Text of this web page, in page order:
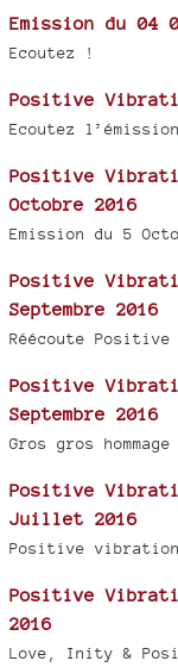
Emission du 04
Ecoutez !
Positive
Ecoutez
Positive
Octobre 2016
Emission du 5
Positive
Septembre 2016
Réécoute
Positive
Septembre 2016
Gros gros
Positive
Juillet 2016
Positive
Positive
2016
Love, Inity &